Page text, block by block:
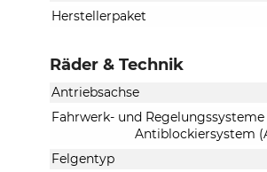
Herstellerpaket
Räder & Technik
Antriebsachse
Fahrwerk- und Regelungssysteme
Antiblockiersystem
Felgentyp